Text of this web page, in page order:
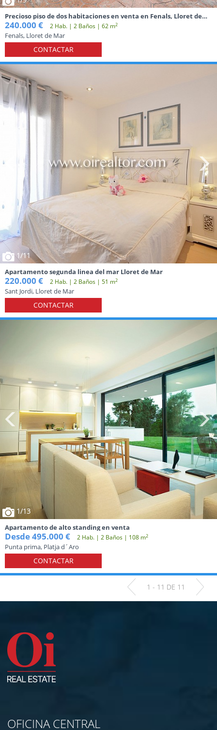
Precioso piso de dos habitaciones en venta en Fenals, Lloret de
Mar
240.000 € 2 Hab. | 2 Baños | 62 m2
Fenals, Lloret de Mar
CONTACTAR
1/11
Apartamento segunda linea del mar Lloret de Mar
220.000 € 2 Hab. | 2 Baños | 51 m2
Sant Jordi, Lloret de Mar
CONTACTAR
1/13
Apartamento de alto standing en venta
Desde 495.000 € 2 Hab. | 2 Baños | 108 m2
Punta prima, Platja d´Aro
CONTACTAR
1 - 11 DE 11
OFICINA CENTRAL